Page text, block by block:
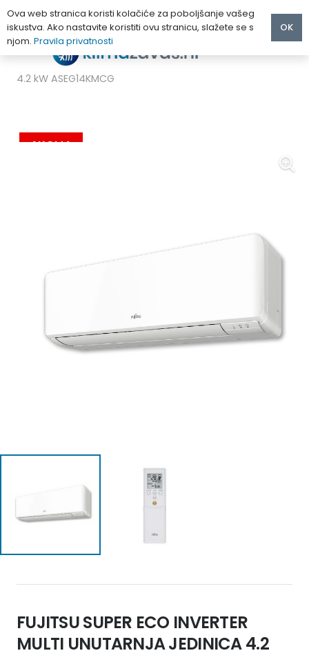
FUJITSU SUPER ECO INVERTER MULTI UNUTARNJA JEDINICA
4.2 kW ASEG14KMCG
AKCIJA
FUJITSU SUPER ECO INVERTER
MULTI UNUTARNJA JEDINICA 4.2
Ova web stranica koristi kolačiće za poboljšanje vašeg
iskustva. Ako nastavite koristiti ovu stranicu, slažete se s
njom. Pravila privatnosti
OK